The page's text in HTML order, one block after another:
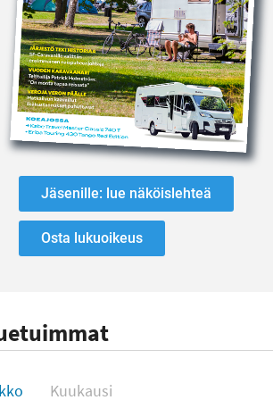
Jäsenille: lue näköislehteä
Osta lukuoikeus
Kuukausi